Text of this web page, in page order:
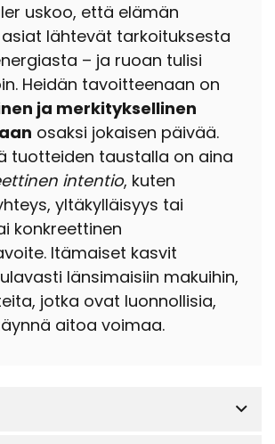
uskoo, että elämän
lähtevät tarkoituksesta
– ja ruoan tulisi
Heidän tavoitteenaan on
ja merkityksellinen
osaksi jokaisen päivää.
tuotteiden taustalla on aina
intentio, kuten
yltäkylläisyys tai
konkreettinen
Itämaiset kasvit
länsimaisiin makuihin,
jotka ovat luonnollisia,
aitoa voimaa.